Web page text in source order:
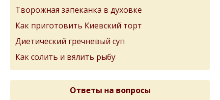
Творожная запеканка в духовке
Как приготовить Киевский торт
Диетический гречневый суп
Как солить и вялить рыбу
Ответы на вопросы